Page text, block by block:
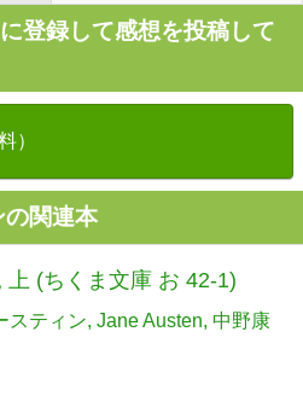
登録して感想を投稿して
）
の関連本
上 (ちくま文庫 お 42-1)
スティン Jane Austen 中野康